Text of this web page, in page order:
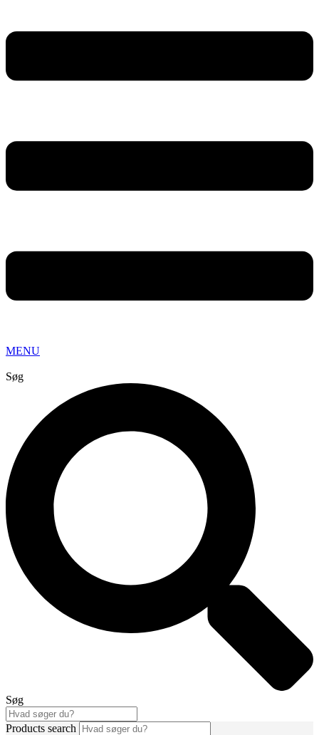
MENU
Søg
Søg
Products search